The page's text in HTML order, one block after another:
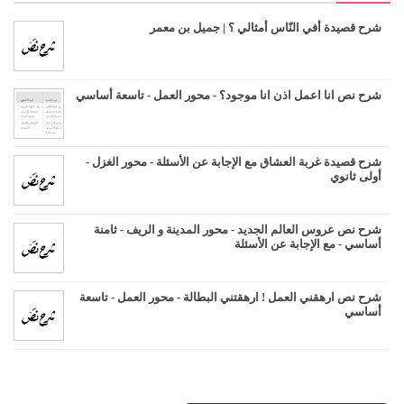
شرح قصيدة أفي النّاس أمثالي ؟ | جميل بن معمر
شرح نص انا اعمل اذن انا موجود؟ - محور العمل - تاسعة أساسي
شرح قصيدة غربة العشاق مع الإجابة عن الأسئلة - محور الغزل -
أولى ثانوي
شرح نص عروس العالم الجديد - محور المدينة و الريف - ثامنة
أساسي - مع الإجابة عن الأسئلة
شرح نص ارهقني العمل ! ارهقتني البطالة - محور العمل - تاسعة
أساسي